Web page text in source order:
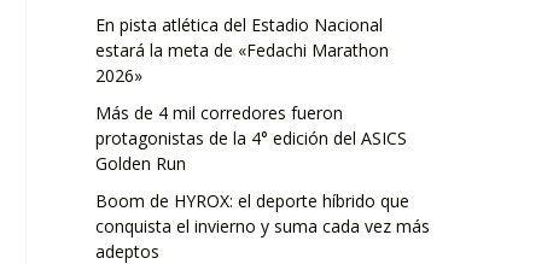
En pista atlética del Estadio Nacional
estará la meta de «Fedachi Marathon
2026»
Más de 4 mil corredores fueron
protagonistas de la 4° edición del ASICS
Golden Run
Boom de HYROX: el deporte híbrido que
conquista el invierno y suma cada vez más
adeptos